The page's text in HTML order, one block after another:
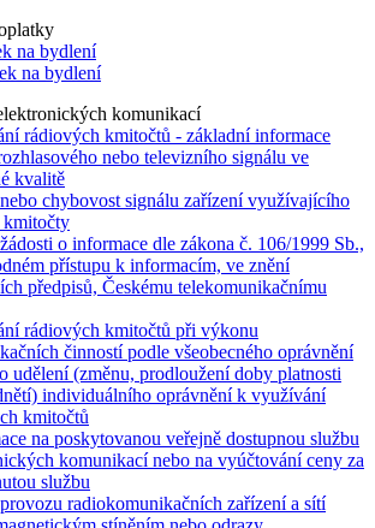
na bydlení
na bydlení
komunikací
rádiových kmitočtů - základní informace
nebo televizního signálu ve
kvalitě
chybovost signálu zařízení využívajícího
kmitočty
o informace dle zákona č. 106/1999 Sb.,
přístupu k informacím, ve znění
předpisů, Českému telekomunikačnímu
rádiových kmitočtů při výkonu
činností podle všeobecného oprávnění
udělení (změnu, prodloužení doby platnosti
individuálního oprávnění k využívání
kmitočtů
na poskytovanou veřejně dostupnou službu
komunikací nebo na vyúčtování ceny za
službu
radiokomunikačních zařízení a sítí